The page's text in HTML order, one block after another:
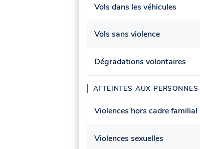
Vols dans les véhicules
Vols sans violence
Dégradations volontaires
ATTEINTES AUX PERSONNES
Violences hors cadre familial
Violences sexuelles